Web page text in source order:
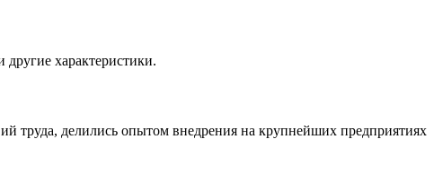
характеристики.
труда, делились опытом внедрения на крупнейших предприятиях